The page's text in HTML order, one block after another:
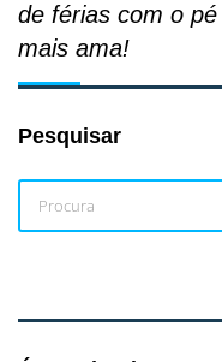
de férias com o
mais ama!
Pesquisar